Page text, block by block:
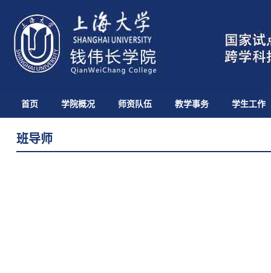
首页 学院概况 师资队伍 教学事务 学生工作
班导师